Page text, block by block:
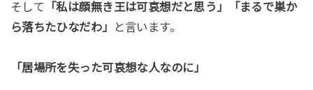
そして 「私は顔無き王は可哀想だと思う」「まるで巣か
ら落ちたひなだわ」
と言います。
「居場所を失った可哀想な人なのに」